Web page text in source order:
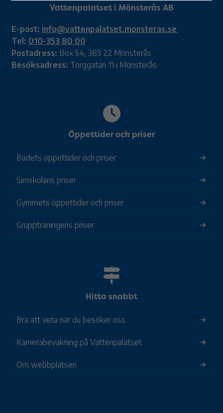
Vattenpalatset i Mönsterås AB
E-post: info@vattenpalatset.monsteras.se
Tel: 010-353 80 00
Postadress: Box 54, 383 22 Mönsterås
Besöksadress: Torggatan 11 i Mönsterås
Öppettider och priser
Badets öppettider och priser
Simskolans priser
Gymmets öppettider och priser
Gruppträningens priser
Hitta snabbt
Bra att veta när du besöker oss
Kamerabevakning på Vattenpalatset
Om webbplatsen